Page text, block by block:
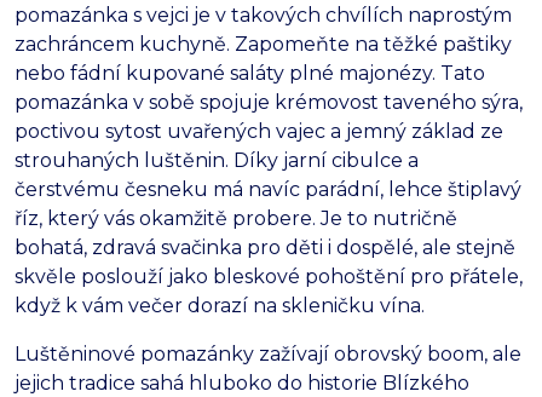
pomazánka s vejci je v takových chvílích naprostým
zachráncem kuchyně. Zapomeňte na těžké paštiky
nebo fádní kupované saláty plné majonézy. Tato
pomazánka v sobě spojuje krémovost taveného sýra,
poctivou sytost uvařených vajec a jemný základ ze
strouhaných luštěnin. Díky jarní cibulce a
čerstvému česneku má navíc parádní, lehce štiplavý
říz, který vás okamžitě probere. Je to nutričně
bohatá, zdravá svačinka pro děti i dospělé, ale stejně
skvěle poslouží jako bleskové pohoštění pro přátele,
když k vám večer dorazí na skleničku vína.
Luštěninové pomazánky zažívají obrovský boom, ale
jejich tradice sahá hluboko do historie Blízkého